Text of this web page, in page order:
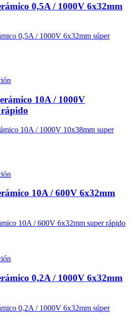
0,5A / 1000V 6x32mm
10A / 1000V
10A / 600V 6x32mm
0,2A / 1000V 6x32mm